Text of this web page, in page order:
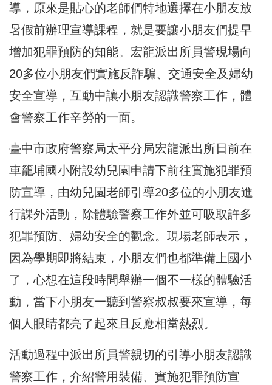
導， 原來是貼心的老師們特地選擇在小朋友放
暑假前辦理宣導課程， 就是要讓小朋友們提早
增加犯罪預防的知能。 宏龍派出所員警現場向
20多位小朋友們實施反詐騙、 交通安全及婦幼
安全宣導，互動中讓小朋友認識警察工作， 體
會警察工作辛勞的一面。
臺中市政府警察局太平分局宏龍派出所日前在
車籠埔國小附設幼兒園申請下前往實施犯罪預
防宣導， 由幼兒園老師引導20多位的小朋友進
行課外活動， 除體驗警察工作外並可吸取許多
犯罪預防、婦幼安全的觀念。 現場老師表示，
因為學期即將結束，小朋友們也都準備上國小
了，心想在這段時間舉辦一個不一樣的體驗活
動， 當下小朋友一聽到警察叔叔要來宣導， 每
個人眼睛都亮了起來且反應相當熱烈。
活動過程中派出所員警親切的引導小朋友認識
警察工作， 介紹警用裝備、實施犯罪預防宣